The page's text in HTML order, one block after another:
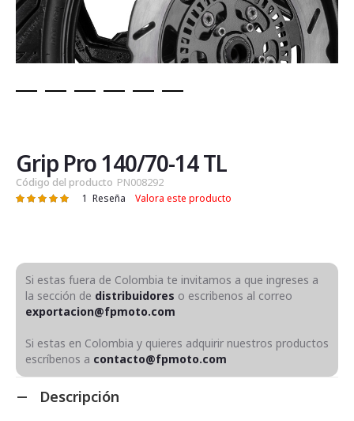
de
la
galería
de
Grip Pro 140/70-14 TL
Código del producto PN008292
Valoración: 1 Reseña Valora este producto
Si estas fuera de Colombia te invitamos a que ingreses a
la sección de distribuidores o escribenos al correo
exportacion@fpmoto.com
Si estas en Colombia y quieres adquirir nuestros productos
escríbenos a contacto@fpmoto.com
Descripción